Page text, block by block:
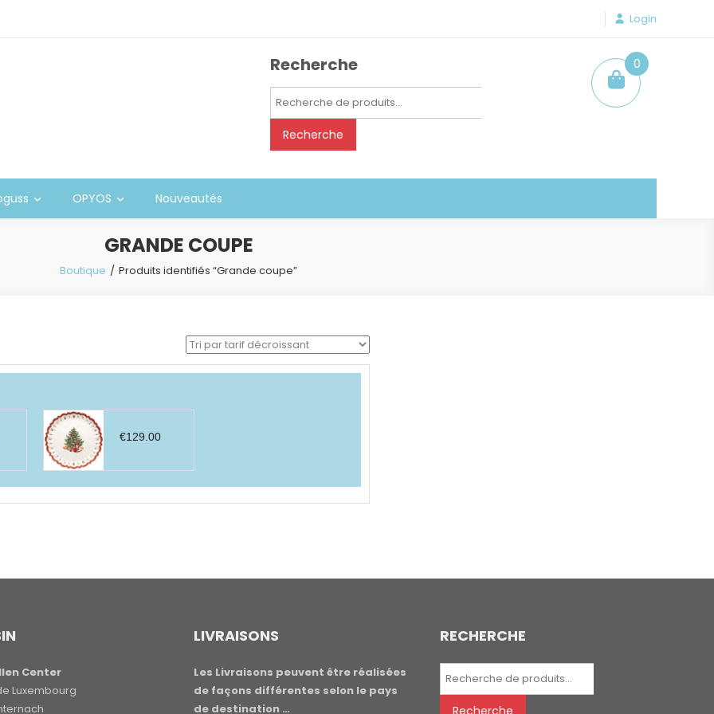
Login
Recherche
Recherche
Recherche
0
item
OPYOS Nouveautés
GRANDE COUPE
Boutique Produits identifiés “Grande coupe”
€129.00
Center
Luxembourg
LIVRAISONS
Les Livraisons peuvent être réalisées
de façons différentes selon le pays
de destination …
RECHERCHE
Recherche
Recherche